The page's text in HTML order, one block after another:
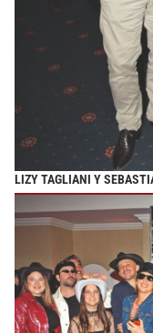
LIZY TAGLIANI Y